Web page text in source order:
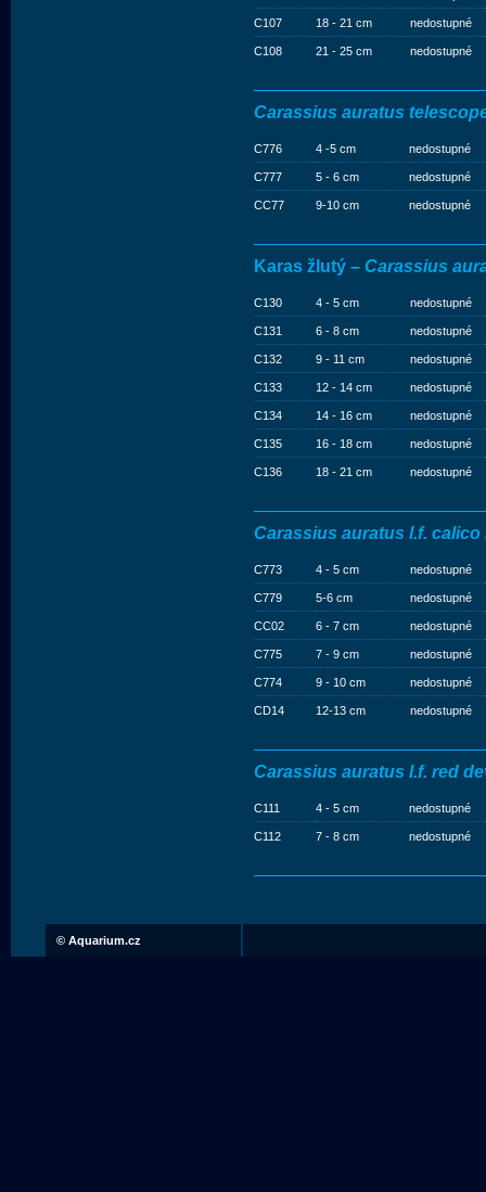
C107 18 - 21 cm nedostupné
C108 21 - 25 cm nedostupné
Carassius auratus
C776 4 -5 cm nedostupné
C777 5 - 6 cm nedostupné
CC77 9-10 cm nedostupné
Karas žlutý – Carassius
C130 4 - 5 cm nedostupné
C131 6 - 8 cm nedostupné
C132 9 - 11 cm nedostupné
C133 12 - 14 cm nedostupné
C134 14 - 16 cm nedostupné
C135 16 - 18 cm nedostupné
C136 18 - 21 cm nedostupné
Carassius auratus l.f. calico
C773 4 - 5 cm nedostupné
C779 5-6 cm nedostupné
CC02 6 - 7 cm nedostupné
C775 7 - 9 cm nedostupné
C774 9 - 10 cm nedostupné
CD14 12-13 cm nedostupné
Carassius auratus l.f. red
C111 4 - 5 cm nedostupné
C112 7 - 8 cm nedostupné
© Aquarium.cz